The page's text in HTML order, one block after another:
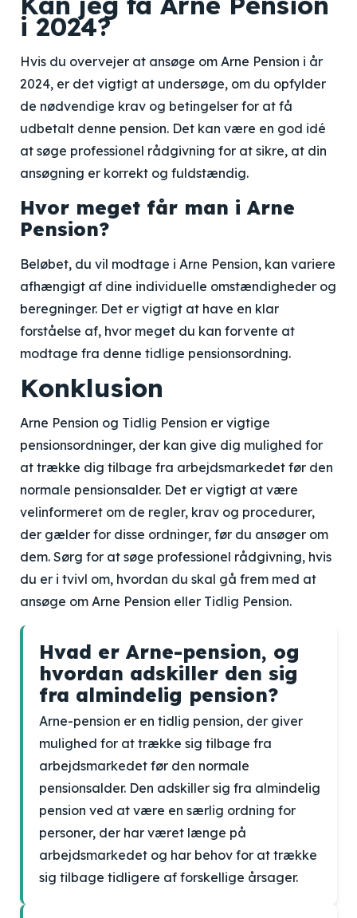
i 2024?
Hvis du overvejer at ansøge om Arne Pension i år
2024, er det vigtigt at undersøge, om du opfylder
de nødvendige krav og betingelser for at få
udbetalt denne pension. Det kan være en god idé
at søge professionel rådgivning for at sikre, at din
ansøgning er korrekt og fuldstændig.
Hvor meget får man i Arne
Pension?
Beløbet, du vil modtage i Arne Pension, kan variere
afhængigt af dine individuelle omstændigheder og
beregninger. Det er vigtigt at have en klar
forståelse af, hvor meget du kan forvente at
modtage fra denne tidlige pensionsordning.
Konklusion
Arne Pension og Tidlig Pension er vigtige
pensionsordninger, der kan give dig mulighed for
at trække dig tilbage fra arbejdsmarkedet før den
normale pensionsalder. Det er vigtigt at være
velinformeret om de regler, krav og procedurer,
der gælder for disse ordninger, før du ansøger om
dem. Sørg for at søge professionel rådgivning, hvis
du er i tvivl om, hvordan du skal gå frem med at
ansøge om Arne Pension eller Tidlig Pension.
Hvad er Arne-pension, og
hvordan adskiller den sig
fra almindelig pension?
Arne-pension er en tidlig pension, der giver
mulighed for at trække sig tilbage fra
arbejdsmarkedet før den normale
pensionsalder. Den adskiller sig fra almindelig
pension ved at være en særlig ordning for
personer, der har været længe på
arbejdsmarkedet og har behov for at trække
sig tilbage tidligere af forskellige årsager.